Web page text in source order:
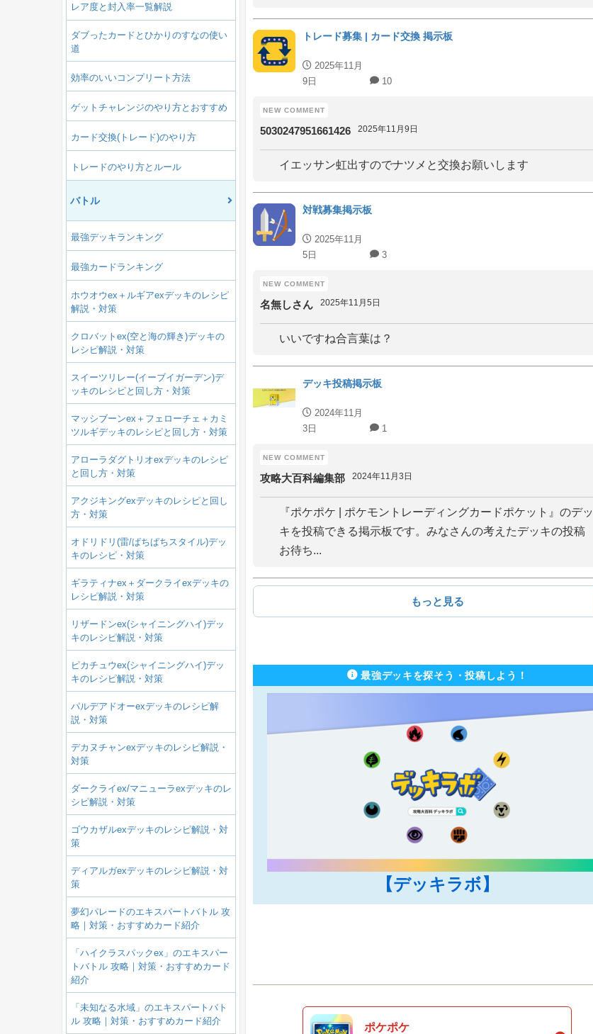
レア度と封入率一覧解説
ダブったカードとひかりのすなの使い
道
効率のいいコンプリート方法
ゲットチャレンジのやり方とおすすめ
カード交換(トレード)のやり方
トレードのやり方とルール
バトル
最強デッキランキング
最強カードランキング
ホウオウex＋ルギアexデッキのレシピ
解説・対策
クロバットex(空と海の輝き)デッキの
レシピ解説・対策
スイーツリレー(イーブイガーデン)デ
ッキのレシピと回し方・対策
マッシブーンex＋フェローチェ＋カミ
ツルギデッキのレシピと回し方・対策
アローラダグトリオexデッキのレシピ
と回し方・対策
アクジキングexデッキのレシピと回し
方・対策
オドリドリ(雷/ぱちぱちスタイル)デッ
キのレシピ・対策
ギラティナex＋ダークライexデッキの
レシピ解説・対策
リザードンex(シャイニングハイ)デッ
キのレシピ解説・対策
ピカチュウex(シャイニングハイ)デッ
キのレシピ解説・対策
パルデアドオーexデッキのレシピ解
説・対策
デカヌチャンexデッキのレシピ解説・
対策
ダークライex/マニューラexデッキのレ
シピ解説・対策
ゴウカザルexデッキのレシピ解説・対
策
ディアルガexデッキのレシピ解説・対
策
夢幻パレードのエキスパートバトル 攻
略｜対策・おすすめカード紹介
「ハイクラスパックex」のエキスパー
トバトル 攻略｜対策・おすすめカード
紹介
「未知なる水域」のエキスパートバト
ル 攻略｜対策・おすすめカード紹介
トレード募集 | カード交換 掲示板
2025年11月
9日
10
5030247951661426 2025年11月9日
イエッサン虹出すのでナツメと交換お願いします
対戦募集掲示板
2025年11月
5日
3
名無しさん 2025年11月5日
いいですね合言葉は？
デッキ投稿掲示板
2024年11月
3日
1
攻略大百科編集部 2024年11月3日
『ポケポケ | ポケモントレーディングカードポケット』のデッ
キを投稿できる掲示板です。みなさんの考えたデッキの投稿
お待ち...
もっと見る
最強デッキを探そう・投稿しよう！
【デッキラボ】
ポケポケ